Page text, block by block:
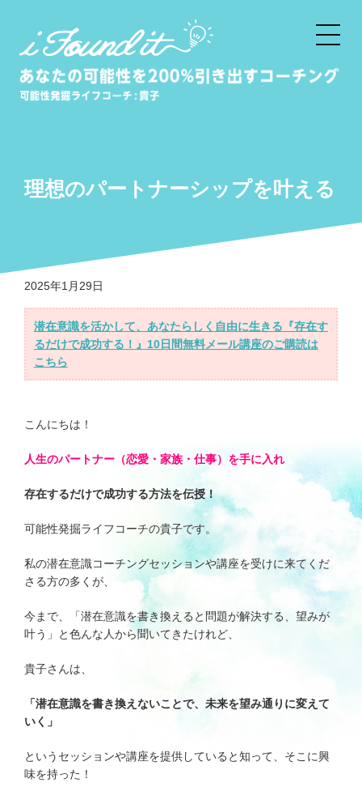
HOME
成功を引き寄せる潜在意識コーチ
ング講座
起業家・クリエイタープロデュー
ス
『潜在意識×タロット鑑定セッショ
ン』
次世代型 経営コンサルティング
『潜在意識×WEBマーケティング』
無料メールマガジン
引き寄せブログ
お客様の声
お問い合わせ
会社概要
理想のパートナーシップを叶える
2025年1月29日
潜在意識を活かして、あなたらしく自由に生きる『存在す
るだけで成功する！』10日間無料メール講座のご購読は
こちら
こんにちは！
人生のパートナー（恋愛・家族・仕事）を手に入れ
存在するだけで成功する方法を伝授！
可能性発掘ライフコーチの貴子です。
私の潜在意識コーチングセッションや講座を受けに来てくだ
さる方の多くが、
今まで、「潜在意識を書き換えると問題が解決する、望みが
叶う」と色んな人から聞いてきたけれど、
貴子さんは、
「潜在意識を書き換えないことで、未来を望み通りに変えて
いく」
というセッションや講座を提供していると知って、そこに興
味を持った！